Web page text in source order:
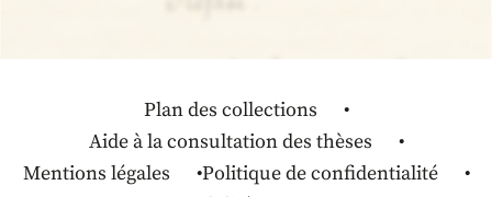
Plan des collections
Aide à la consultation des thèses
Mentions légales
Politique de confidentialité